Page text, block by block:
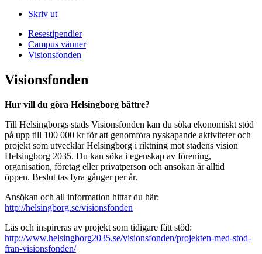
Skriv ut
Resestipendier
Campus vänner
Visionsfonden
Visionsfonden
Hur vill du göra Helsingborg bättre?
Till Helsingborgs stads Visionsfonden kan du söka ekonomiskt stöd
på upp till 100 000 kr för att genomföra nyskapande aktiviteter och
projekt som utvecklar Helsingborg i riktning mot stadens vision
Helsingborg 2035. Du kan söka i egenskap av förening,
organisation, företag eller privatperson och ansökan är alltid
öppen. Beslut tas fyra gånger per år.
Ansökan och all information hittar du här:
http://helsingborg.se/visionsfonden
Läs och inspireras av projekt som tidigare fått stöd:
http://www.helsingborg2035.se/visionsfonden/projekten-med-stod-
fran-visionsfonden/